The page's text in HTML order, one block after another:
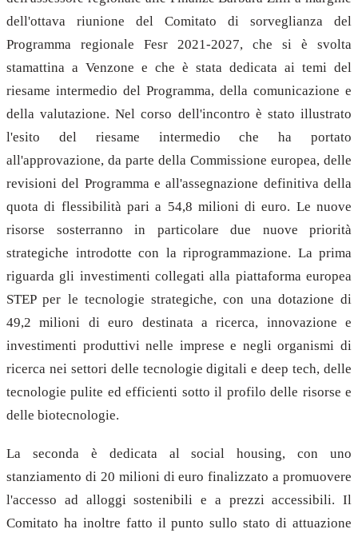
dell'ottava riunione del Comitato di sorveglianza del
Programma regionale Fesr 2021-2027, che si è svolta
stamattina a Venzone e che è stata dedicata ai temi del
riesame intermedio del Programma, della comunicazione e
della valutazione. Nel corso dell'incontro è stato illustrato
l'esito del riesame intermedio che ha portato
all'approvazione, da parte della Commissione europea, delle
revisioni del Programma e all'assegnazione definitiva della
quota di flessibilità pari a 54,8 milioni di euro. Le nuove
risorse sosterranno in particolare due nuove priorità
strategiche introdotte con la riprogrammazione. La prima
riguarda gli investimenti collegati alla piattaforma europea
STEP per le tecnologie strategiche, con una dotazione di
49,2 milioni di euro destinata a ricerca, innovazione e
investimenti produttivi nelle imprese e negli organismi di
ricerca nei settori delle tecnologie digitali e deep tech, delle
tecnologie pulite ed efficienti sotto il profilo delle risorse e
delle biotecnologie.
La seconda è dedicata al social housing, con uno
stanziamento di 20 milioni di euro finalizzato a promuovere
l'accesso ad alloggi sostenibili e a prezzi accessibili. Il
Comitato ha inoltre fatto il punto sullo stato di attuazione